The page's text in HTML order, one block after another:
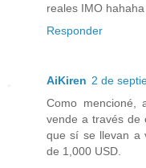
reales IMO
Responder
AiKiren 2 de
Como mencioné,
vende a través de
que sí se llevan a
de 1,000 USD.